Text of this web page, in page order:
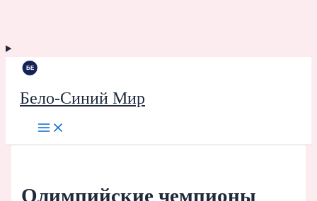
Бело-Синий Мир
Олимпийские чемпионы